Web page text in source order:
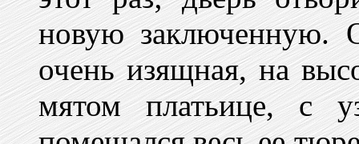
новую заключенную.
очень изящная, на
мятом платьице, с